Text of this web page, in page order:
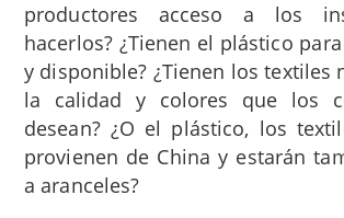
productores acceso a los
hacerlos? ¿Tienen el plástico
y disponible? ¿Tienen los textiles
la calidad y colores que los
desean? ¿O el plástico, los
provienen de China y estarán
a aranceles?